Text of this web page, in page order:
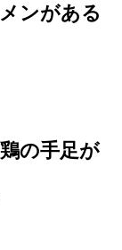
ンがある
の手足が